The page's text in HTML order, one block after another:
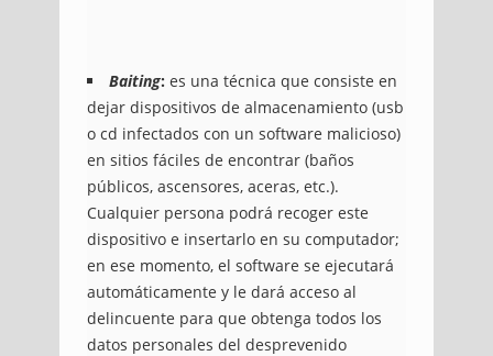
Baiting: es una técnica que consiste en
dejar dispositivos de almacenamiento (usb
o cd infectados con un software malicioso)
en sitios fáciles de encontrar (baños
públicos, ascensores, aceras, etc.).
Cualquier persona podrá recoger este
dispositivo e insertarlo en su computador;
en ese momento, el software se ejecutará
automáticamente y le dará acceso al
delincuente para que obtenga todos los
datos personales del desprevenido